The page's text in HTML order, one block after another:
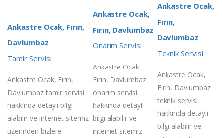
Ankastre Ocak, Fırın,
Davlumbaz
Tamir Servisi
Ankastre Ocak, Fırın,
Davlumbaz tamir servisi
hakkında detaylı bilgi
alabilir ve internet sitemiz
üzerinden bizlere
Ankastre Ocak,
Fırın, Davlumbaz
Onarım Servisi
Ankastre Ocak,
Fırın, Davlumbaz
onarım servisi
hakkında detaylı
bilgi alabilir ve
internet sitemiz
Ankastre Ocak,
Fırın,
Davlumbaz
Teknik Servisi
Ankastre Ocak,
Fırın, Davlumbaz
teknik servisi
hakkında detaylı
bilgi alabilir ve